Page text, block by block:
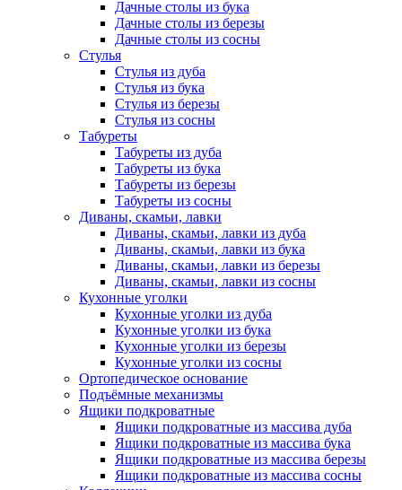
Дачные столы из бука
Дачные столы из березы
Дачные столы из сосны
Стулья
Стулья из дуба
Стулья из бука
Стулья из березы
Стулья из сосны
Табуреты
Табуреты из дуба
Табуреты из бука
Табуреты из березы
Табуреты из сосны
Диваны, скамьи, лавки
Диваны, скамьи, лавки из дуба
Диваны, скамьи, лавки из бука
Диваны, скамьи, лавки из березы
Диваны, скамьи, лавки из сосны
Кухонные уголки
Кухонные уголки из дуба
Кухонные уголки из бука
Кухонные уголки из березы
Кухонные уголки из сосны
Ортопедическое основание
Подъёмные механизмы
Ящики подкроватные
Ящики подкроватные из массива дуба
Ящики подкроватные из массива бука
Ящики подкроватные из массива березы
Ящики подкроватные из массива сосны